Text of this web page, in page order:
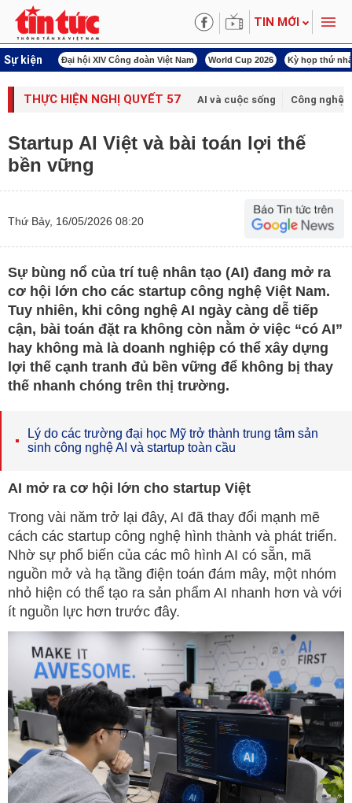
TIN MỚI
Sự kiện
ngày đêm Đại hội XIV Công đoàn Việt Nam World Cup 2026 Kỳ họp thứ
THỰC HIỆN NGHỊ QUYẾT 57 AI và cuộc sống Công nghệ
Startup AI Việt và bài toán lợi thế
bền vững
Thứ Bảy, 16/05/2026 08:20
Sự bùng nổ của trí tuệ nhân tạo (AI) đang mở ra
cơ hội lớn cho các startup công nghệ Việt Nam.
Tuy nhiên, khi công nghệ AI ngày càng dễ tiếp
cận, bài toán đặt ra không còn nằm ở việc “có AI”
hay không mà là doanh nghiệp có thể xây dựng
lợi thế cạnh tranh đủ bền vững để không bị thay
thế nhanh chóng trên thị trường.
Lý do các trường đại học Mỹ trở thành trung tâm sản
sinh công nghệ AI và startup toàn cầu
AI mở ra cơ hội lớn cho startup Việt
Trong vài năm trở lại đây, AI đã thay đổi mạnh mẽ
cách các startup công nghệ hình thành và phát triển.
Nhờ sự phổ biến của các mô hình AI có sẵn, mã
nguồn mở và hạ tầng điện toán đám mây, một nhóm
nhỏ hiện có thể tạo ra sản phẩm AI nhanh hơn và với
ít nguồn lực hơn trước đây.